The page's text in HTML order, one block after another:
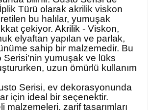
Türü olarak akrilik viskon
bu halılar, yumuşak
çekiyor. Akrilik - Viskon,
elyaftan yapılan ve parlak,
sahip bir malzemedir. Bu
Serisi'nin yumuşak ve lüks
uzun ömürlü kullanım
Serisi, ev dekorasyonunda
için ideal bir seçenektir.
malzemeleri, zarif tasarımları